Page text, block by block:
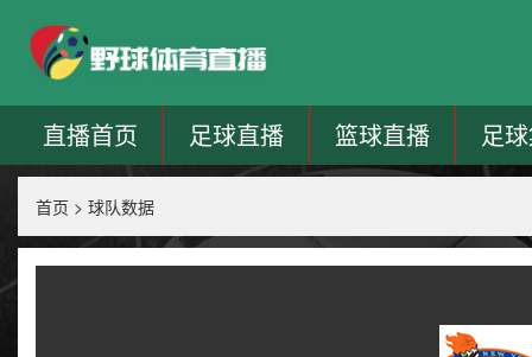
直播首页 足球直播 篮球直播 足
首页 > 球队数据